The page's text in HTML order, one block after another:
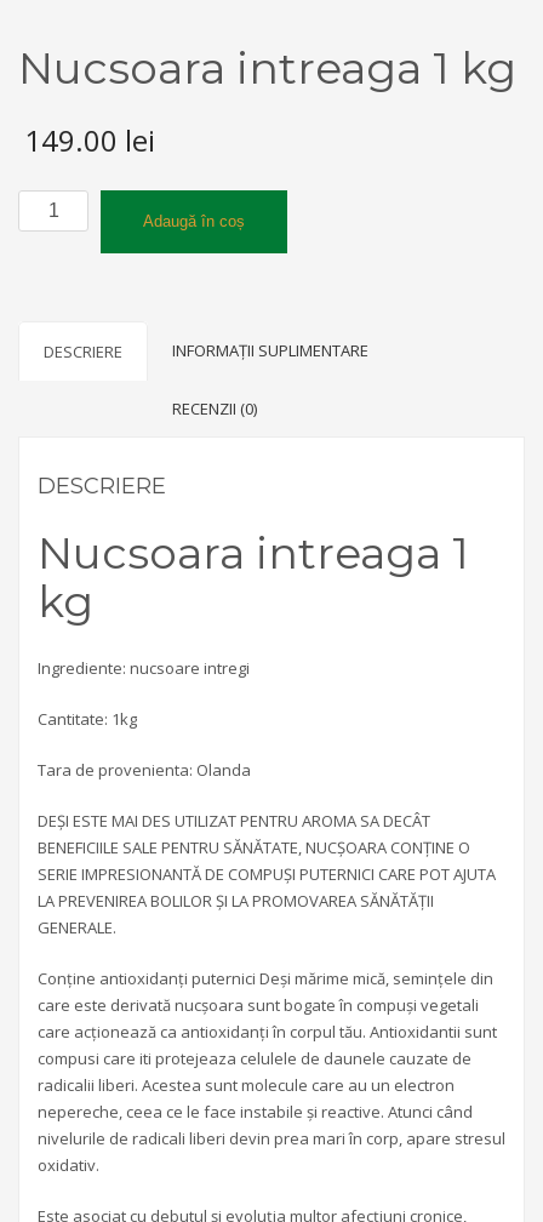
Nucsoara intreaga 1 kg
149.00 lei
Cantitate
Nucsoara
Adaugă în coș
DESCRIERE INFORMAȚII SUPLIMENTARE
RECENZII (0)
DESCRIERE
Nucsoara intreaga 1
kg
Ingrediente: nucsoare intregi
Cantitate: 1kg
Tara de provenienta: Olanda
DEȘI ESTE MAI DES UTILIZAT PENTRU AROMA SA DECÂT
BENEFICIILE SALE PENTRU SĂNĂTATE, NUCȘOARA CONȚINE O
SERIE IMPRESIONANTĂ DE COMPUȘI PUTERNICI CARE POT AJUTA
LA PREVENIREA BOLILOR ȘI LA PROMOVAREA SĂNĂTĂȚII
GENERALE.
Conține antioxidanți puternici Deși mărime mică, semințele din
care este derivată nucșoara sunt bogate în compuși vegetali
care acționează ca antioxidanți în corpul tău. Antioxidantii sunt
compusi care iti protejeaza celulele de daunele cauzate de
radicalii liberi. Acestea sunt molecule care au un electron
nepereche, ceea ce le face instabile și reactive. Atunci când
nivelurile de radicali liberi devin prea mari în corp, apare stresul
oxidativ.
Este asociat cu debutul și evoluția multor afecțiuni cronice,